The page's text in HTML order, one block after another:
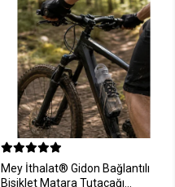
Mey İthalat® Gidon Bağlantılı
Bisiklet Matara Tutacağı